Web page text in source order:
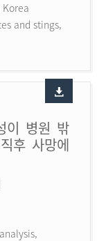
and stings,
이 병원 밖
후 사망에